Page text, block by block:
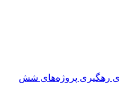
رهگیری پروژه‌های شش